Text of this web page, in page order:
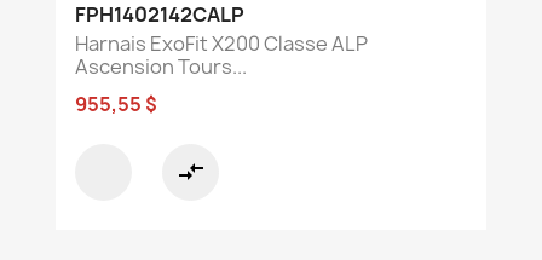
FPH1402142CALP
Harnais ExoFit X200 Classe ALP
Ascension Tours...
955,55 $
compare_arrows